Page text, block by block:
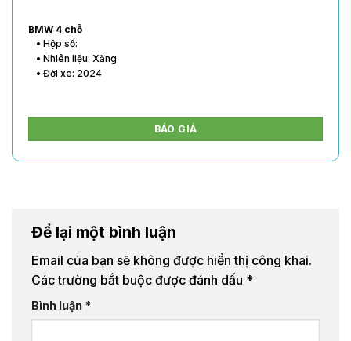
BMW 4 chỗ
• Hộp số:
• Nhiên liệu: Xăng
• Đời xe: 2024
BÁO GIÁ
Để lại một bình luận
Email của bạn sẽ không được hiển thị công khai.
Các trường bắt buộc được đánh dấu *
Bình luận *